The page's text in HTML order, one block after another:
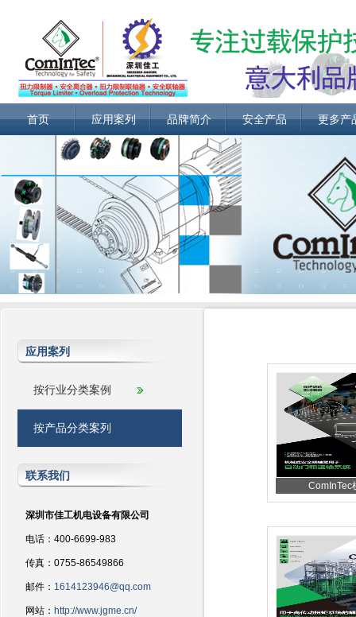
首页 应用案列 品牌简介 安全产品 更多产
应用案列
按行业分类案例
按产品分类案列
联系我们
深圳市佳工机电设备有限公司
电话：400-6699-983
传真：0755-86549866
邮件： 1614123946@qq.com
网站： http://www.jgme.cn/
ComInTec